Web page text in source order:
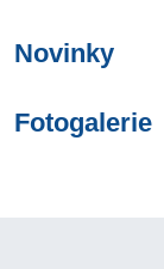
Novinky
Fotogalerie